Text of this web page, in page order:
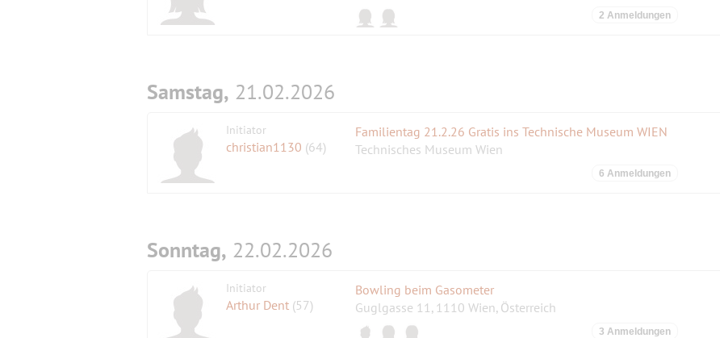
2 Anmeldungen
Samstag, 21.02.2026
Initiator
christian1130 (64)
Familientag 21.2.26 Gratis ins Technische Museum WIEN
Technisches Museum Wien
6 Anmeldungen
Sonntag, 22.02.2026
Initiator
Arthur Dent (57)
Bowling beim Gasometer
Guglgasse 11, 1110 Wien, Österreich
3 Anmeldungen